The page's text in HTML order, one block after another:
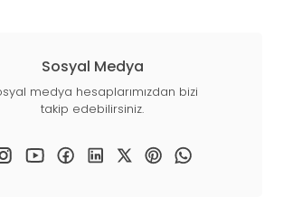
Sosyal Medya
medya hesaplarımızdan bizi
takip edebilirsiniz.